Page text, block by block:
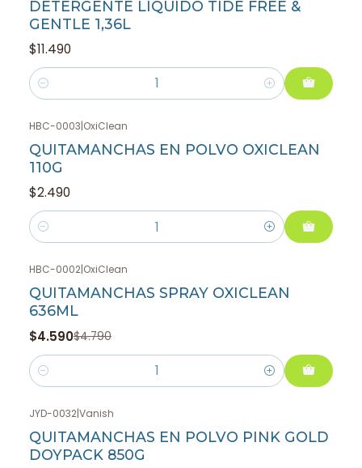
DETERGENTE LÍQUIDO TIDE FREE &
GENTLE 1,36L
$11.490
Cantidad
HBC-0003|OxiClean
QUITAMANCHAS EN POLVO OXICLEAN
110G
$2.490
Cantidad
-4%OFF
HBC-0002|OxiClean
QUITAMANCHAS SPRAY OXICLEAN
636ML
$4.590$4.790
Cantidad
JYD-0032|Vanish
QUITAMANCHAS EN POLVO PINK GOLD
DOYPACK 850G